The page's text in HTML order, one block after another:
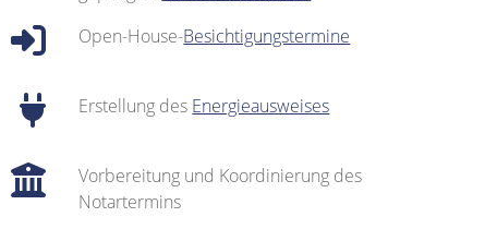
Open-House-Besichtigungstermine
Erstellung des Energieausweises
Vorbereitung und Koordinierung des
Notartermins